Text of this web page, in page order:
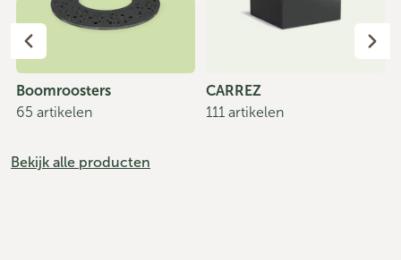
Boomroosters
65 artikelen
CARREZ
111 artikelen
Bekijk alle producten